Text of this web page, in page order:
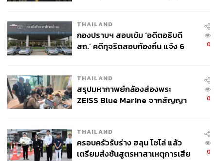
THAILAND
กองปราบฯ สอบเข้ม ‘อดีตอธิบดี
สถ.’ คดีทุจริตสอบท้องถิ่น แจ้ง 6
0
THAILAND
สรุปมหากาพย์กล้องส่องพระ
ZEISS Blue Marine จากสัญญา
จ่ายหนี้-แอบระบุแบรนด์
0
THAILAND
ครอบครัวรับร่าง ฮลุน โซโล่ แล้ว
เตรียมส่งชันสูตรหาสาเหตุการเสีย
0